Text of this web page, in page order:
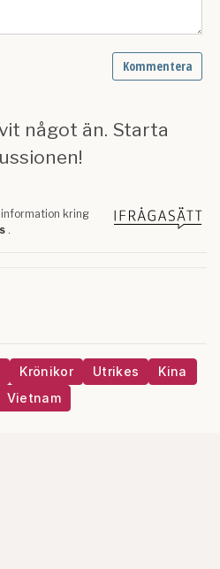
Krönikor Utrikes
Kina
Vietnam